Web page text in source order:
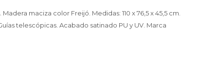
maciza color Freijó. Medidas: 110 x 76,5 x 45,5 cm.
telescópicas. Acabado satinado PU y UV. Marca